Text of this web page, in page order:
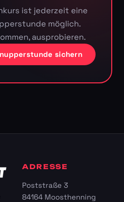
ist jederzeit eine
möglich.
ausprobieren.
sichern
ADRESSE
Poststraße 3
84164 Moosthenning